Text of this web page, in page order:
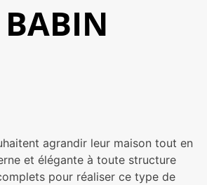
agrandir leur maison tout en
et élégante à toute structure
pour réaliser ce type de